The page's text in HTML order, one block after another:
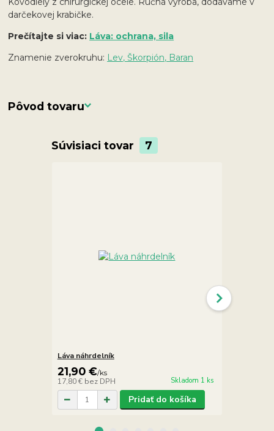
darčekovej krabičke.
Prečítajte si viac: Láva: ochrana, sila
Znamenie zverokruhu: Lev, Škorpión, Baran
Pôvod tovaru
Súvisiaci tovar 7
Láva náhrdelník
21,90 €/ks
17,80 € bez DPH Skladom 1 ks
Pridať do košíka